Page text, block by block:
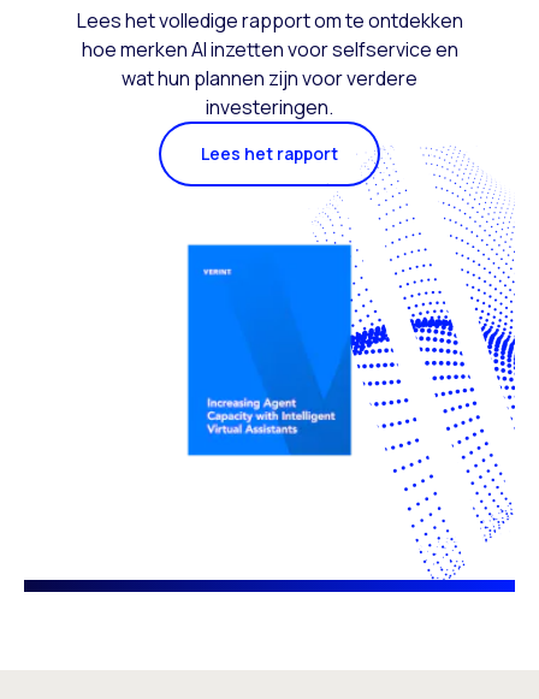
Lees het volledige rapport om te ontdekken
hoe merken AI inzetten voor selfservice en
wat hun plannen zijn voor verdere
investeringen.
Lees het rapport